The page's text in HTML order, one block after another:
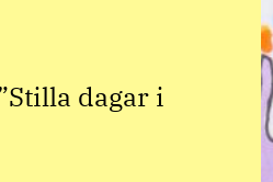
dagar i